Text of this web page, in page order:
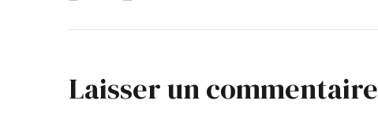
Laisser un commentaire